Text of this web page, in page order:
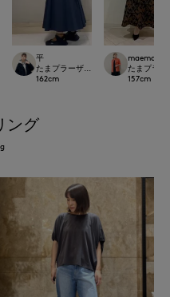
I.T.'S.international
平
たまプラーザ東急I.T.'S.international
162cm
maemae
たまプラ
157cm
ング